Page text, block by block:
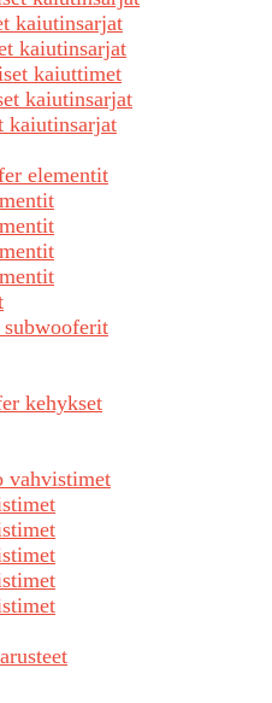
kaiutinsarjat
kaiutinsarjat
kaiuttimet
kaiutinsarjat
kaiutinsarjat
elementit
kehykset
vahvistimet